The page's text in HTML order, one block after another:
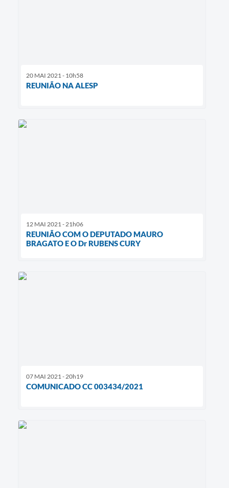
20 MAI 2021 - 10h58
REUNIÃO NA ALESP
12 MAI 2021 - 21h06
REUNIÃO COM O DEPUTADO MAURO
BRAGATO E O Dr RUBENS CURY
07 MAI 2021 - 20h19
COMUNICADO CC 003434/2021